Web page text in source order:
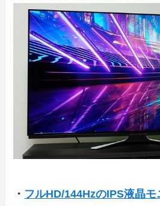
・ フルHD/144HzのIPS液晶